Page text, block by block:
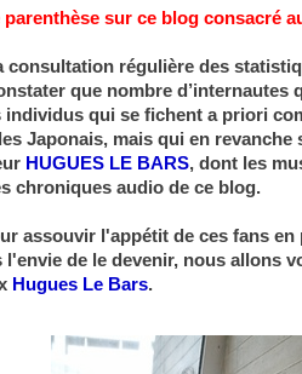
parenthèse sur ce blog consacré
consultation régulière des
que nombre d’internautes
individus qui se fichent a priori
Japonais, mais qui en revanche
HUGUES LE BARS, dont les
chroniques audio de ce blog.
assouvir l'appétit de ces fans
l'envie de le devenir, nous allons
Hugues Le Bars.